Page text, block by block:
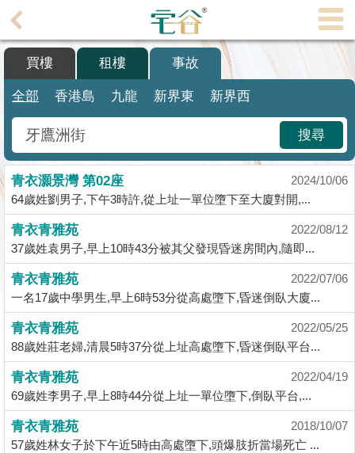
理
主
搵
樓/
成
交
業
主
放
盤
宅
谷
按
揭
地
產
買樓 租樓 事故
全部 香港島 九龍 新界東 新界西
搜尋
青衣灝景灣 第02座
2024/10/06
64歲姓劉男子,下午3時許,從上址一單位墮下至大廈對開,...
青衣青雅苑
2022/08/12
37歲姓袁男子,早上10時43分被其父發現昏迷房間內,隨即...
青衣青雅苑
2022/07/06
一名17歲中學男生,早上6時53分從高處墮下,昏迷倒臥大廈...
青衣青雅苑
2022/05/25
88歲姓莊老婦,清晨5時37分從上址高處墮下,昏迷倒臥平台...
青衣青雅苑
2022/04/19
69歲姓李男子,早上8時44分從上址一單位墮下,倒臥平台,...
青衣青雅苑
2018/10/07
57歲姓林女子於下午近5時由高處墮下,頭爆肢折當場死亡 ...